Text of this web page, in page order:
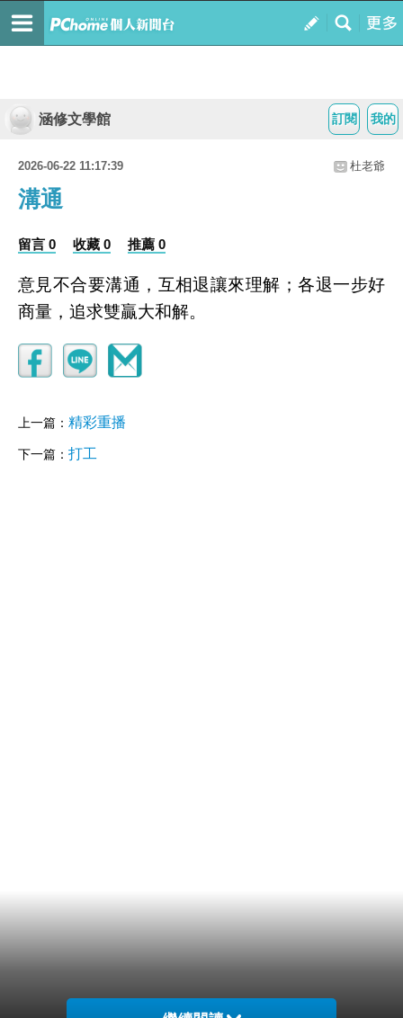
我的
訂閱
涵修文學館
2026-06-22 11:17:39 杜老爺
溝通
留言 0 收藏 0 推薦 0
意見不合要溝通，互相退讓來理解；各退一步好
商量，追求雙贏大和解。
上一篇： 精彩重播
下一篇： 打工